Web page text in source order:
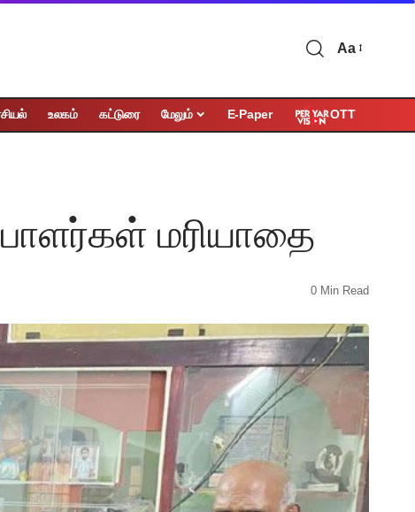
Aa
உலகம் கட்டுரை மேலும் E-Paper OTT
மரியாதை
0 Min Read